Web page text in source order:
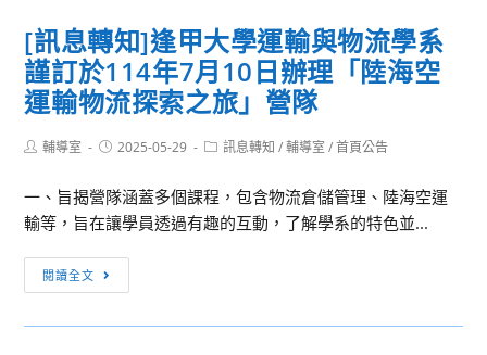
本
會
建
置
之
灣
事
學
[訊息轉知]逢甲大學運輸與物流學系
謹訂於114年7月10日辦理「陸海空
運輸物流探索之旅」營隊
Post輔導室
Post2025-05-29
Post訊息轉知 / 輔導室 / 首頁公告
一、旨揭營隊涵蓋多個課程，包含物流倉儲管理、陸海空運
輸等，旨在讓學員透過有趣的互動，了解學系的特色並...
閱讀全文
息
轉